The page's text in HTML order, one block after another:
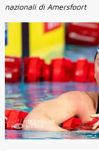
nazionali di Amersfoort